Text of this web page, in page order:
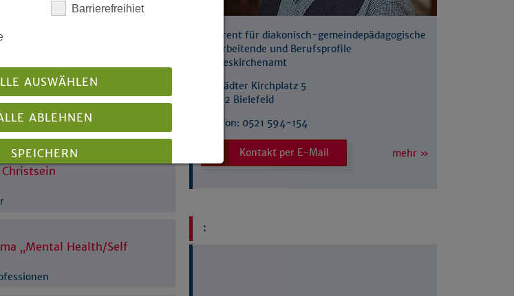
Dokumente
Fragen.
„Mental Health/Self
Referent für diakonisch-gemeindepädagogische
Mitarbeitende und Berufsprofile
Landeskirchenamt
Altstädter Kirchplatz 5
33602 Bielefeld
Telefon: 0521 594-154
Kontakt per E-Mail mehr »
:
Barrierefreihiet
AUSWÄHLEN
ABLEHNEN
SPEICHERN